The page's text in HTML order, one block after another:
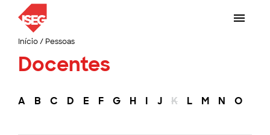
Início/ Pessoas
Docentes
A B C D E F G H I J K L M N O